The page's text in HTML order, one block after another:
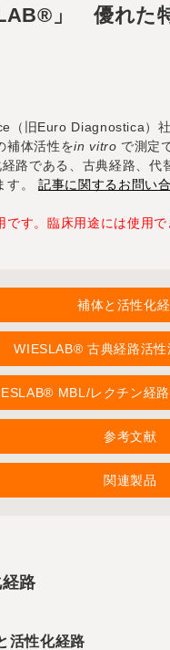
」 優れた
（旧Euro Diagnostica）
補体活性をin vitro で測定
路である、古典経路、代
す。記事に関するお問い
す。臨床用途には使用で
補体と活性化
WIESLAB® 古典経路活性
MBL/レクチン経
参考文献
関連製品
路
活性化経路